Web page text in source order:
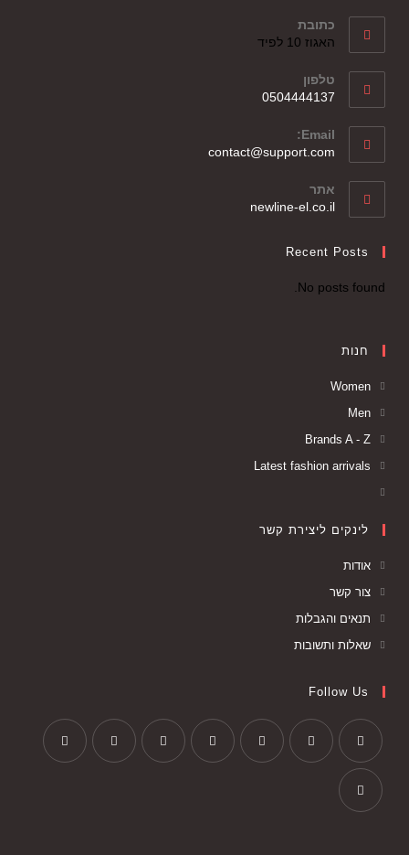
כתובת
האגוז 10 לפיד
טלפון
0504444137
Email:
contact@support.com
אתר
newline-el.co.il
Recent Posts
No posts found.
חנות
Women
Men
Brands A - Z
Latest fashion arrivals
לינקים ליצירת קשר
אודות
צור קשר
תנאים והגבלות
שאלות ותשובות
Follow Us